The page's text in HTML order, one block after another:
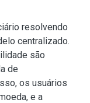
resolvendo
centralizado.
são
de
os usuários
e a